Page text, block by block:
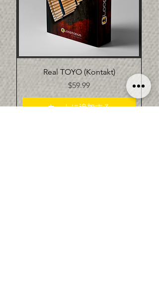
Real TOYO (Kontakt)
価格
$59.99
カートに追加する